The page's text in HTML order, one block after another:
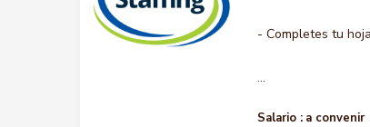
- Completes tu
...
Salario : a convenir